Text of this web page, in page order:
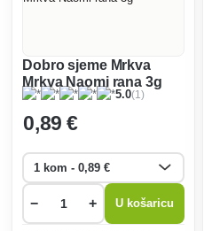
Dobro sjeme Mrkva
Mrkva Naomi rana 3g
5.0(1)
0,89 €
− + U košaricu